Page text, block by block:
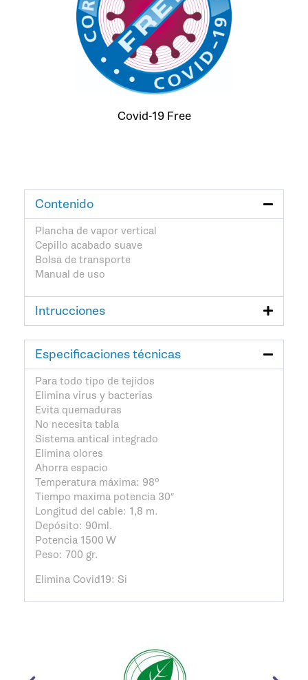
Covid-19 Free
Contenido
Plancha de vapor vertical
Cepillo acabado suave
Bolsa de transporte
Manual de uso
Intrucciones
Especificaciones técnicas
Para todo tipo de tejidos
Elimina virus y bacterias
Evita quemaduras
No necesita tabla
Sistema antical integrado
Elimina olores
Ahorra espacio
Temperatura máxima: 98º
Tiempo maxima potencia 30″
Longitud del cable: 1,8 m.
Depósito: 90ml.
Potencia 1500 W
Peso: 700 gr.
Elimina Covid19: Si